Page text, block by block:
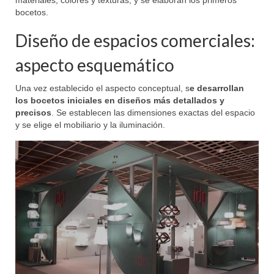
bocetos.
Diseño de espacios comerciales:
aspecto esquemático
Una vez establecido el aspecto conceptual, se desarrollan
los bocetos iniciales en diseños más detallados y
precisos . Se establecen las dimensiones exactas del espacio
y se elige el mobiliario y la iluminación.